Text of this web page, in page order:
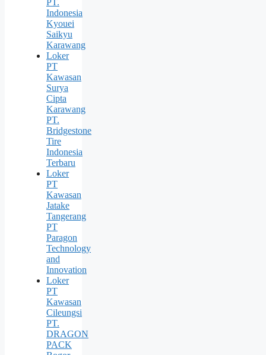
PT.
Indonesia
Kyouei
Saikyu
Karawang
Loker
PT
Kawasan
Surya
Cipta
Karawang
PT.
Bridgestone
Tire
Indonesia
Terbaru
Loker
PT
Kawasan
Jatake
Tangerang
PT
Paragon
Technology
and
Innovation
Loker
PT
Kawasan
Cileungsi
PT.
DRAGON
PACK